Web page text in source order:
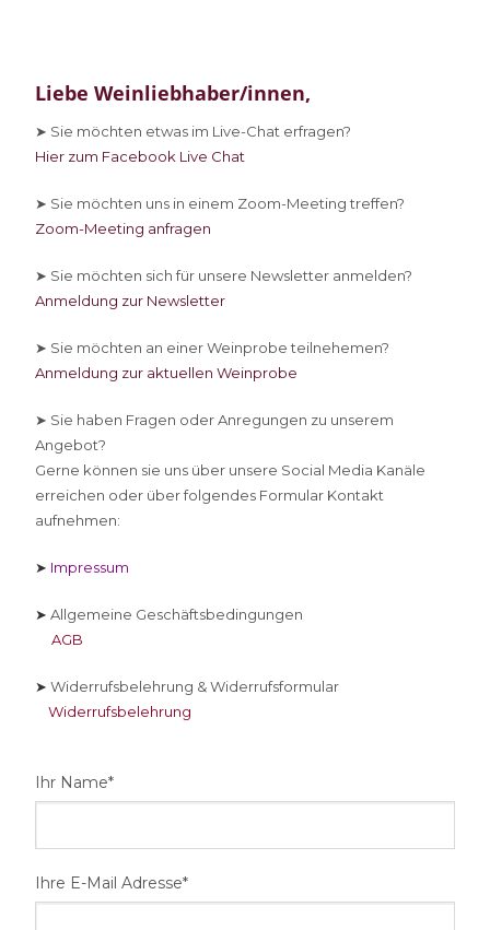
Liebe Weinliebhaber/innen,
➤ Sie möchten etwas im Live-Chat erfragen?
Hier zum Facebook Live Chat
➤ Sie möchten uns in einem Zoom-Meeting treffen?
Zoom-Meeting anfragen
➤ Sie möchten sich für unsere Newsletter anmelden?
Anmeldung zur Newsletter
➤ Sie möchten an einer Weinprobe teilnehemen?
Anmeldung zur aktuellen Weinprobe
➤ Sie haben Fragen oder Anregungen zu unserem
Angebot?
Gerne können sie uns über unsere Social Media Kanäle
erreichen oder über folgendes Formular Kontakt
aufnehmen:
➤ Impressum
➤ Allgemeine Geschäftsbedingungen
AGB
➤Widerrufsbelehrung & Widerrufsformular
Widerrufsbelehrung
Ihr Name*
Ihre E-Mail Adresse*